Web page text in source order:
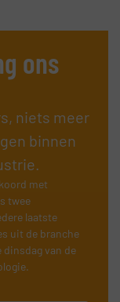
ons
niets meer
binnen
met
twee
laatste
uit de branche
dinsdag van de